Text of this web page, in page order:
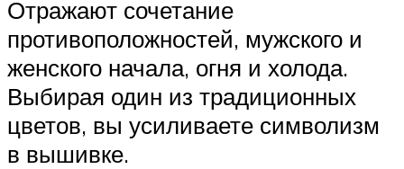
Отражают сочетание
противоположностей, мужского и
женского начала, огня и холода.
Выбирая один из традиционных
цветов, вы усиливаете символизм
в вышивке.